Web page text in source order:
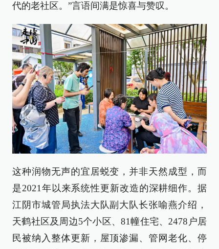
代的老社区。”言语间满是惊喜与赞叹。
这种润物无声的宜居蜕变，并非天然成型，而
是2021年以来系统性更新改造的深耕细作。据
江阴市城管局执法大队副大队长张喻燕介绍，
天鹤社区及周边5个小区、81幢住宅、2478户居
民被纳入整体更新，屋顶渗漏、管网老化、停